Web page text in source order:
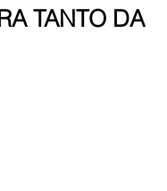
TANTO DA